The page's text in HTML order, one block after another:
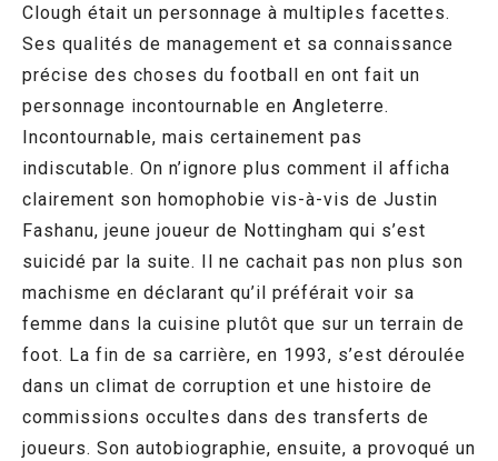
Clough était un personnage à multiples facettes.
Ses qualités de management et sa connaissance
précise des choses du football en ont fait un
personnage incontournable en Angleterre.
Incontournable, mais certainement pas
indiscutable. On n’ignore plus comment il afficha
clairement son homophobie vis-à-vis de Justin
Fashanu, jeune joueur de Nottingham qui s’est
suicidé par la suite. Il ne cachait pas non plus son
machisme en déclarant qu’il préférait voir sa
femme dans la cuisine plutôt que sur un terrain de
foot. La fin de sa carrière, en 1993, s’est déroulée
dans un climat de corruption et une histoire de
commissions occultes dans des transferts de
joueurs. Son autobiographie, ensuite, a provoqué un